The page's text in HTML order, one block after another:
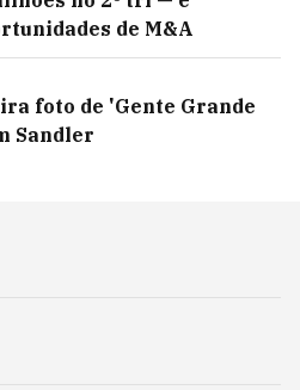
de M&A
foto de 'Gente Grande
Sandler